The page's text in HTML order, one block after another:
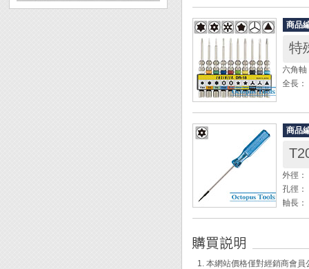
◆ 本
尺寸
材質
商品
特
六角
全長
[內容
◎
◎
◎
◎
◎
◎
◎
◎
商品
外徑
孔徑
軸長
軸徑
1. 本網站價格僅對經銷商會